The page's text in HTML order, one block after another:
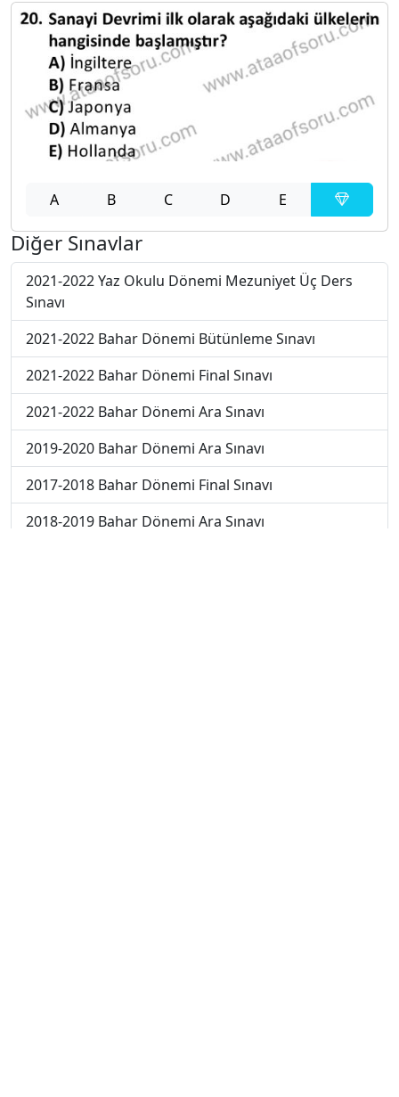
A B C D E
Diğer Sınavlar
2021-2022 Yaz Okulu Dönemi Mezuniyet Üç Ders
Sınavı
2021-2022 Bahar Dönemi Bütünleme Sınavı
2021-2022 Bahar Dönemi Final Sınavı
2021-2022 Bahar Dönemi Ara Sınavı
2019-2020 Bahar Dönemi Ara Sınavı
2017-2018 Bahar Dönemi Final Sınavı
2018-2019 Bahar Dönemi Ara Sınavı